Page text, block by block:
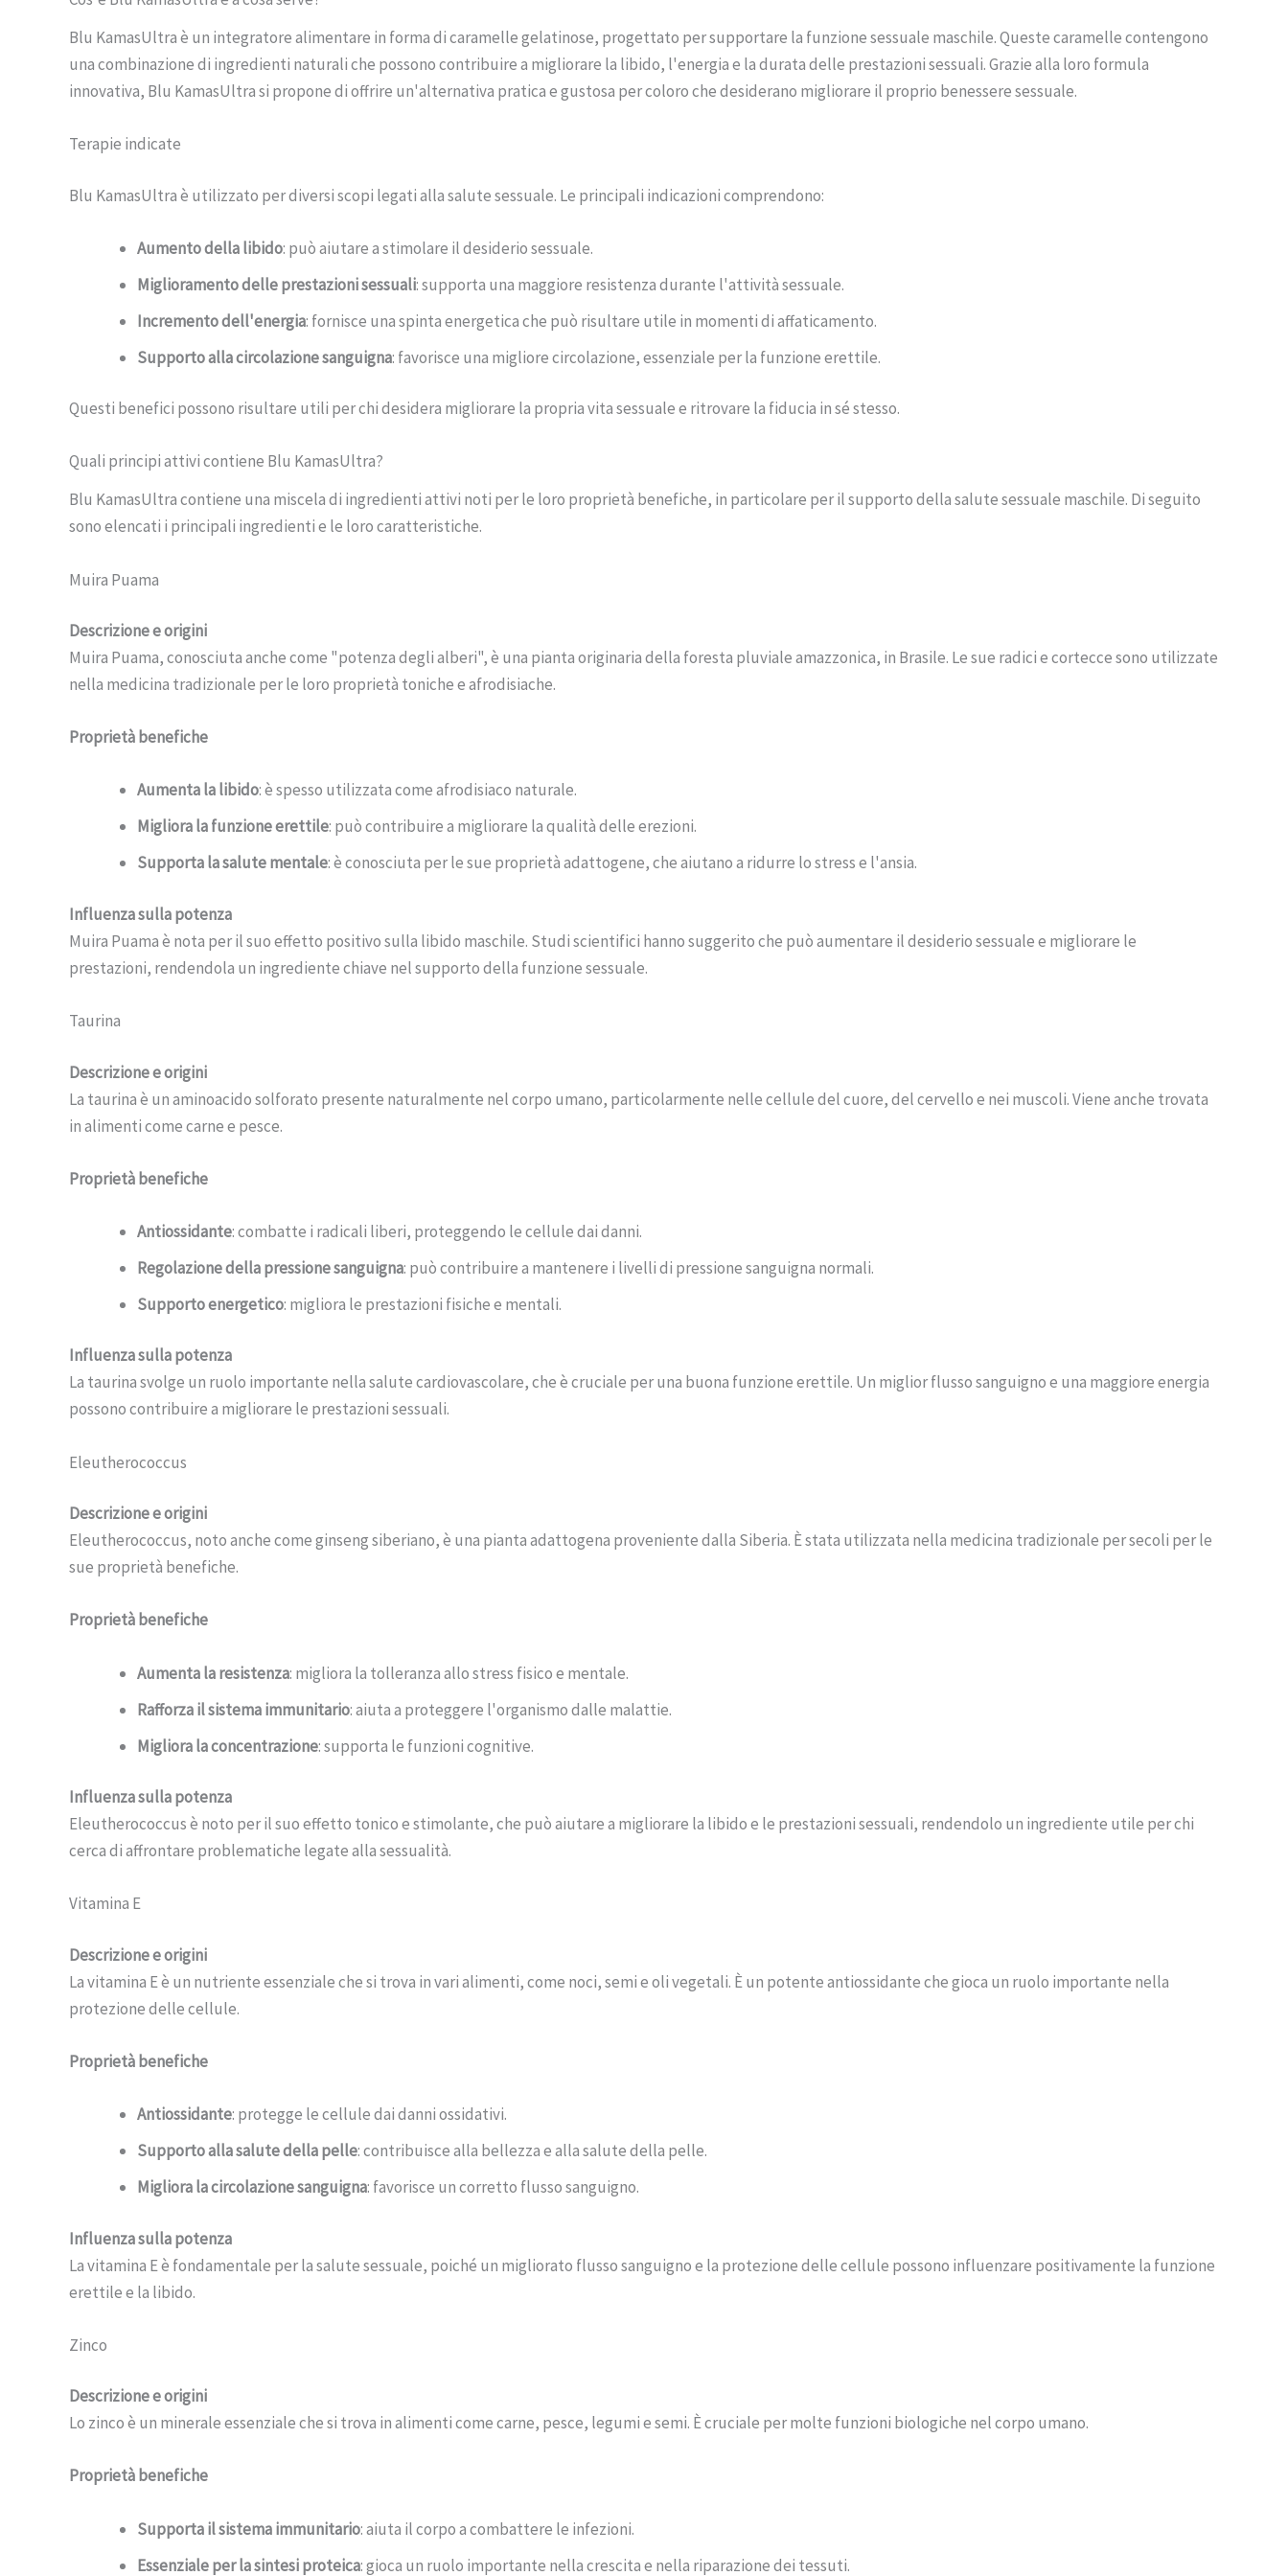
Blu KamasUltra è un integratore alimentare in forma di caramelle gelatinose, progettato per supportare la funzione sessuale maschile. Queste caramelle contengono
una combinazione di ingredienti naturali che possono contribuire a migliorare la libido, l'energia e la durata delle prestazioni sessuali. Grazie alla loro formula
innovativa, Blu KamasUltra si propone di offrire un'alternativa pratica e gustosa per coloro che desiderano migliorare il proprio benessere sessuale.
Terapie indicate
Blu KamasUltra è utilizzato per diversi scopi legati alla salute sessuale. Le principali indicazioni comprendono:
Aumento della libido: può aiutare a stimolare il desiderio sessuale.
Miglioramento delle prestazioni sessuali: supporta una maggiore resistenza durante l'attività sessuale.
Incremento dell'energia: fornisce una spinta energetica che può risultare utile in momenti di affaticamento.
Supporto alla circolazione sanguigna: favorisce una migliore circolazione, essenziale per la funzione erettile.
Questi benefici possono risultare utili per chi desidera migliorare la propria vita sessuale e ritrovare la fiducia in sé stesso.
Quali principi attivi contiene Blu KamasUltra?
Blu KamasUltra contiene una miscela di ingredienti attivi noti per le loro proprietà benefiche, in particolare per il supporto della salute sessuale maschile. Di seguito
sono elencati i principali ingredienti e le loro caratteristiche.
Muira Puama
Descrizione e origini
Muira Puama, conosciuta anche come "potenza degli alberi", è una pianta originaria della foresta pluviale amazzonica, in Brasile. Le sue radici e cortecce sono utilizzate
nella medicina tradizionale per le loro proprietà toniche e afrodisiache.
Proprietà benefiche
Aumenta la libido: è spesso utilizzata come afrodisiaco naturale.
Migliora la funzione erettile: può contribuire a migliorare la qualità delle erezioni.
Supporta la salute mentale: è conosciuta per le sue proprietà adattogene, che aiutano a ridurre lo stress e l'ansia.
Influenza sulla potenza
Muira Puama è nota per il suo effetto positivo sulla libido maschile. Studi scientifici hanno suggerito che può aumentare il desiderio sessuale e migliorare le
prestazioni, rendendola un ingrediente chiave nel supporto della funzione sessuale.
Taurina
Descrizione e origini
La taurina è un aminoacido solforato presente naturalmente nel corpo umano, particolarmente nelle cellule del cuore, del cervello e nei muscoli. Viene anche trovata
in alimenti come carne e pesce.
Proprietà benefiche
Antiossidante: combatte i radicali liberi, proteggendo le cellule dai danni.
Regolazione della pressione sanguigna: può contribuire a mantenere i livelli di pressione sanguigna normali.
Supporto energetico: migliora le prestazioni fisiche e mentali.
Influenza sulla potenza
La taurina svolge un ruolo importante nella salute cardiovascolare, che è cruciale per una buona funzione erettile. Un miglior flusso sanguigno e una maggiore energia
possono contribuire a migliorare le prestazioni sessuali.
Eleutherococcus
Descrizione e origini
Eleutherococcus, noto anche come ginseng siberiano, è una pianta adattogena proveniente dalla Siberia. È stata utilizzata nella medicina tradizionale per secoli per le
sue proprietà benefiche.
Proprietà benefiche
Aumenta la resistenza: migliora la tolleranza allo stress fisico e mentale.
Rafforza il sistema immunitario: aiuta a proteggere l'organismo dalle malattie.
Migliora la concentrazione: supporta le funzioni cognitive.
Influenza sulla potenza
Eleutherococcus è noto per il suo effetto tonico e stimolante, che può aiutare a migliorare la libido e le prestazioni sessuali, rendendolo un ingrediente utile per chi
cerca di affrontare problematiche legate alla sessualità.
Vitamina E
Descrizione e origini
La vitamina E è un nutriente essenziale che si trova in vari alimenti, come noci, semi e oli vegetali. È un potente antiossidante che gioca un ruolo importante nella
protezione delle cellule.
Proprietà benefiche
Antiossidante: protegge le cellule dai danni ossidativi.
Supporto alla salute della pelle: contribuisce alla bellezza e alla salute della pelle.
Migliora la circolazione sanguigna: favorisce un corretto flusso sanguigno.
Influenza sulla potenza
La vitamina E è fondamentale per la salute sessuale, poiché un migliorato flusso sanguigno e la protezione delle cellule possono influenzare positivamente la funzione
erettile e la libido.
Zinco
Descrizione e origini
Lo zinco è un minerale essenziale che si trova in alimenti come carne, pesce, legumi e semi. È cruciale per molte funzioni biologiche nel corpo umano.
Proprietà benefiche
Supporta il sistema immunitario: aiuta il corpo a combattere le infezioni.
Essenziale per la sintesi proteica: gioca un ruolo importante nella crescita e nella riparazione dei tessuti.